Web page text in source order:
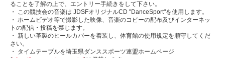
ることを了解の上で、エントリー手続きをして下さい。
・ この競技会の音楽は JDSFオリジナルCD "DanceSport"を使用します。
・ ホームビデオ等で撮影した映像、音楽のコピーの配布及びインターネッ
トの配信・投稿を禁じます。
・ 新しい革製のヒールカバーを着装し、体育館の使用規定を順守してくだ
さい。
・ タイムテーブルを埼玉県ダンススポーツ連盟ホームページ